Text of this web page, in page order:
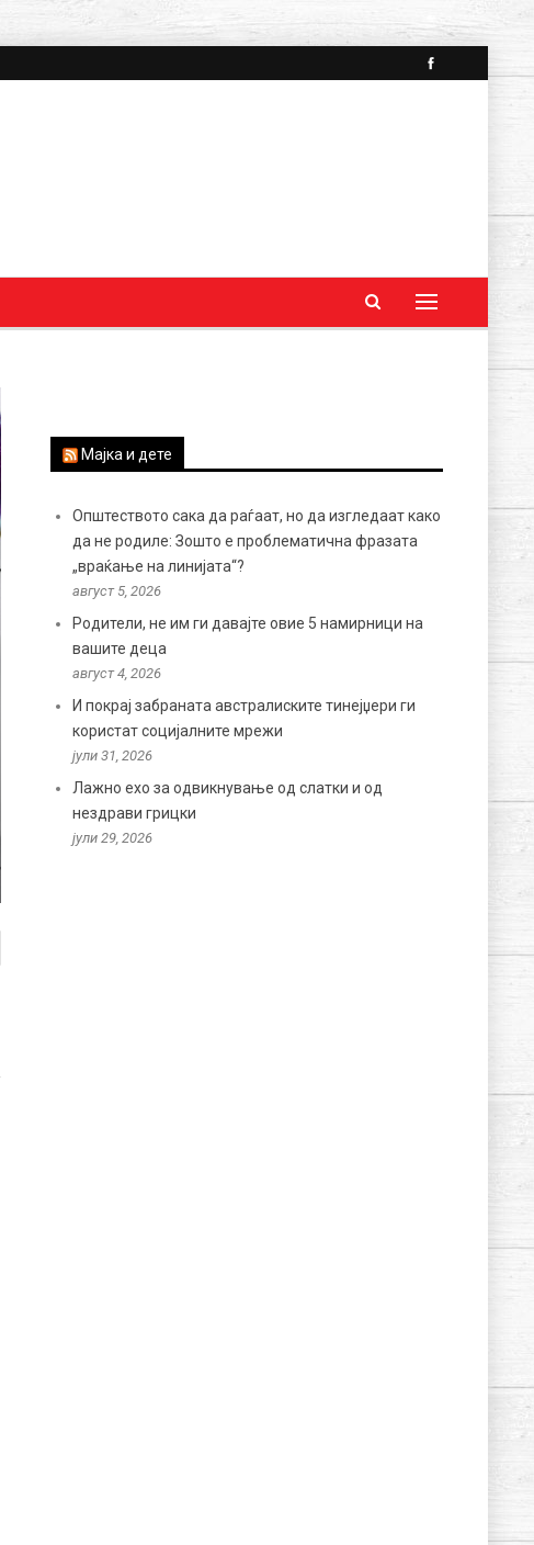
Мајка и дете
Општеството сака да раѓаат, но да изгледаат како
да не родиле: Зошто е проблематична фразата
„враќање на линијата“?
август 5, 2026
Родители, не им ги давајте овие 5 намирници на
вашите деца
август 4, 2026
И покрај забраната австралиските тинејџери ги
користат социјалните мрежи
јули 31, 2026
Лажно ехо за одвикнување од слатки и од
нездрави грицки
јули 29, 2026